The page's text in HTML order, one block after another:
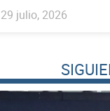
29 julio, 2026